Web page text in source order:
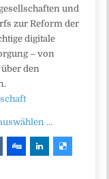
und
zur Reform der
digitale
– von
den
…